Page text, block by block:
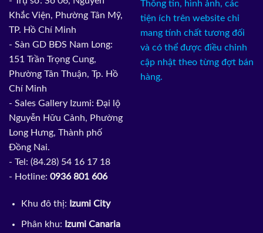
Khắc Viện, Phường Tân Mỹ,
TP. Hồ Chí Minh
- Sàn GD BĐS Nam Long:
151 Trần Trọng Cung,
Phường Tân Thuận, Tp. Hồ
Chí Minh
- Sales Gallery Izumi: Đại lộ
Nguyễn Hữu Cảnh, Phường
Long Hưng, Thành phố
Đồng Nai.
- Tel: (84.28) 54 16 17 18
- Hotline: 0936 801 606
Khu đô thị: Izumi City
Phân khu: Izumi Canaria
Thông tin, hình ảnh, các
tiện ích trên website chỉ
mang tính chất tương đối
và có thể được điều chỉnh
cập nhật theo từng đợt bán
hàng.